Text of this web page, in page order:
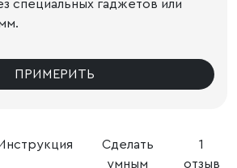
Инструкция
Сделать
умным
1
отзыв
специальных гаджетов или
ПРИМЕРИТЬ